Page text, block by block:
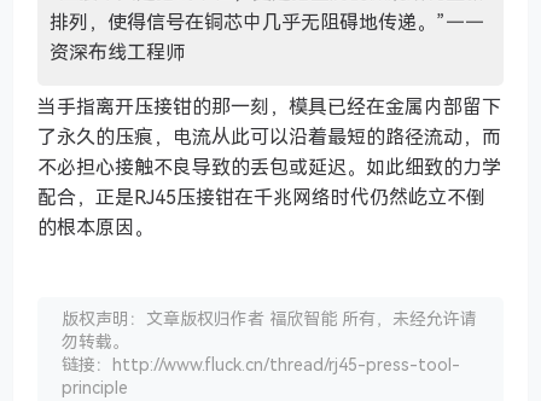
排列，使得信号在铜芯中几乎无阻碍地传递。”——
资深布线工程师
当手指离开压接钳的那一刻，模具已经在金属内部留下
了永久的压痕，电流从此可以沿着最短的路径流动，而
不必担心接触不良导致的丢包或延迟。如此细致的力学
配合，正是RJ45压接钳在千兆网络时代仍然屹立不倒
的根本原因。
版权声明：文章版权归作者 福欣智能 所有，未经允许请
勿转载。
链接：http://www.fluck.cn/thread/rj45-press-tool-
principle